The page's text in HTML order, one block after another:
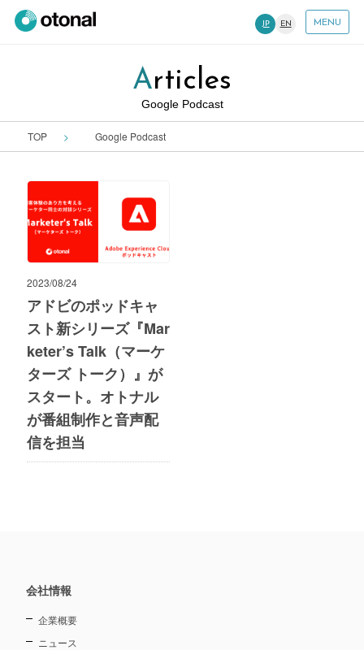
JP EN MENU
Articles
Google Podcast
TOP Google Podcast
2023/08/24
アドビのポッドキャ
スト新シリーズ『Mar
keter’s Talk（マーケ
ターズ トーク）』が
スタート。オトナル
が番組制作と音声配
信を担当
会社情報
企業概要
ニュース